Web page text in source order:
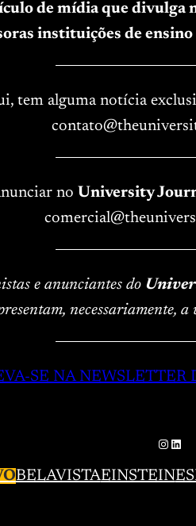
de mídia que divulga
instituições de
tem alguma notícia
no University
e anunciantes do
necessariamente,
SE NA
BELAVISTAEINSTEIN